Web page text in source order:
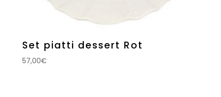
Set piatti dessert Rot
57,00€